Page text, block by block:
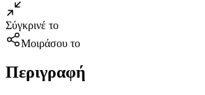
Σύγκρινέ το
Μοιράσου το
Περιγραφή